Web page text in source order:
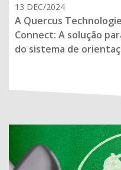
13 DEC/2024
A Quercus
Connect: A solução
do sistema de